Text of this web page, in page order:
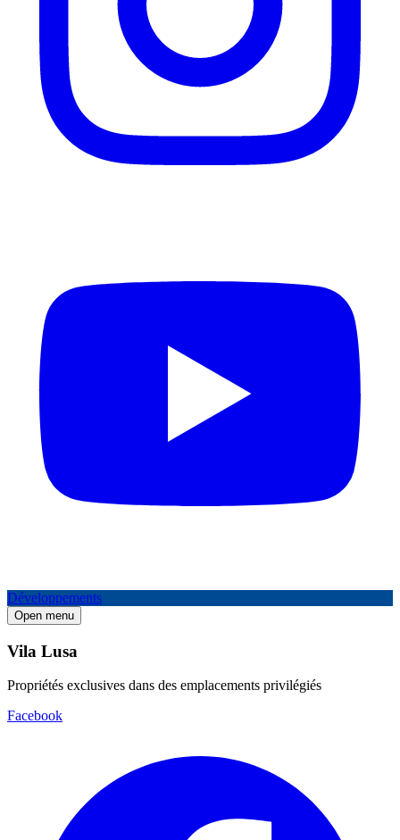
Développements
Open menu
Vila Lusa
Propriétés exclusives dans des emplacements privilégiés
Facebook